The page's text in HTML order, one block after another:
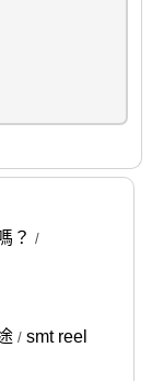
？ /
/ smt reel